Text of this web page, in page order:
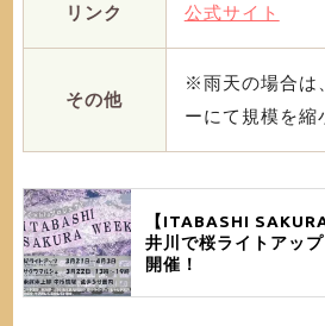
リンク 公式サイト
その他
※雨天の場合は
ーにて規模を縮
【ITABASHI
井川で桜ライトアッ
開催！